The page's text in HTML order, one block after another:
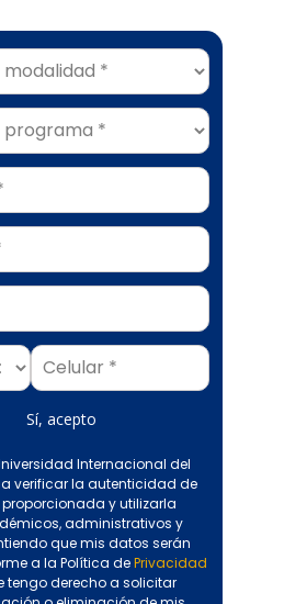
Sí, acepto
Internacional del
a verificar la autenticidad de
y utilizarla
administrativos y
que mis datos serán
a la Política dePrivacidad
tengo derecho a solicitar